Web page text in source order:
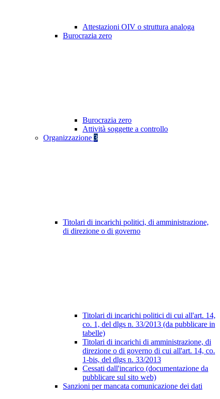
Attestazioni OIV o struttura analoga
Burocrazia zero
Burocrazia zero
Attività soggette a controllo
Organizzazione 3
Titolari di incarichi politici, di amministrazione,
di direzione o di governo
Titolari di incarichi politici di cui all'art. 14,
co. 1, del dlgs n. 33/2013 (da pubblicare in
tabelle)
Titolari di incarichi di amministrazione, di
direzione o di governo di cui all'art. 14, co.
1-bis, del dlgs n. 33/2013
Cessati dall'incarico (documentazione da
pubblicare sul sito web)
Sanzioni per mancata comunicazione dei dati